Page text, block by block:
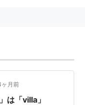
ヶ月前
は「villa」